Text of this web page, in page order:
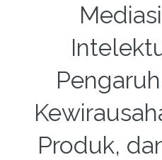
Produk,